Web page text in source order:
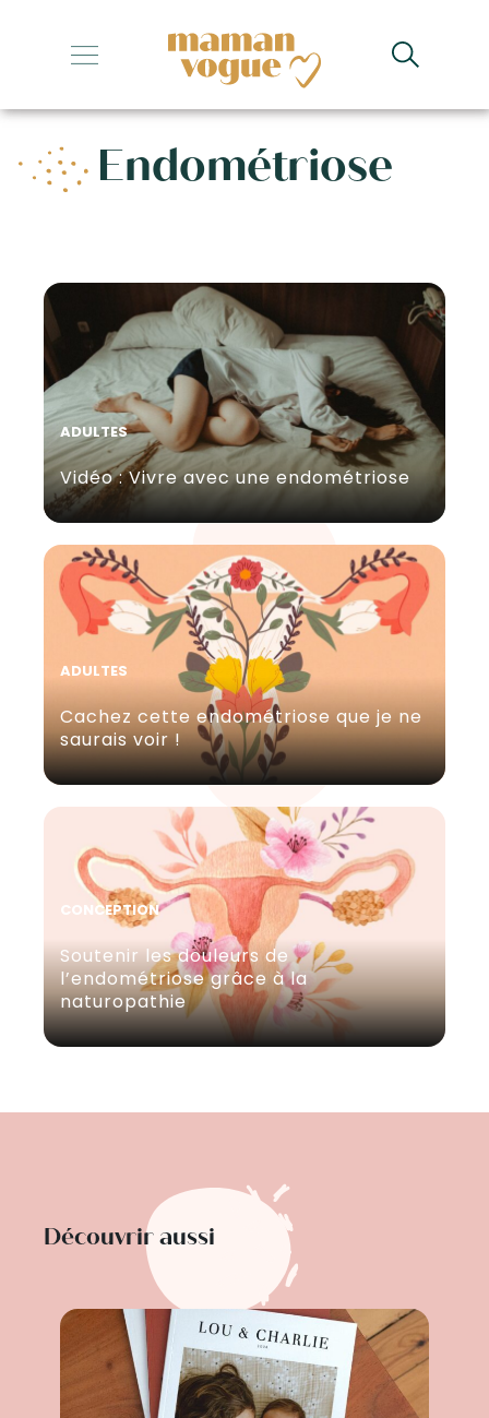
+
+
+
+
Endométriose
ADULTES
Vidéo : Vivre avec une endométriose
ADULTES
Cachez cette endométriose que je ne
saurais voir !
CONCEPTION
Soutenir les douleurs de
l’endométriose grâce à la
naturopathie
Découvrir aussi